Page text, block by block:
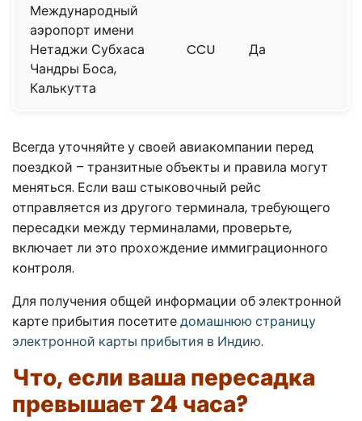
Международный
аэропорт имени
Нетаджи Субхаса
Чандры Боса,
Калькутта
CCU Да
Всегда уточняйте у своей авиакомпании перед
поездкой – транзитные объекты и правила могут
меняться. Если ваш стыковочный рейс
отправляется из другого терминала, требующего
пересадки между терминалами, проверьте,
включает ли это прохождение иммиграционного
контроля.
Для получения общей информации об электронной
карте прибытия посетитедомашнюю страницу
электронной карты прибытия в Индию.
Что, если ваша пересадка
превышает 24 часа?